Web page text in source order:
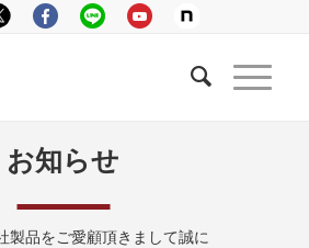
お知らせ
製品をご愛顧頂きまして誠に